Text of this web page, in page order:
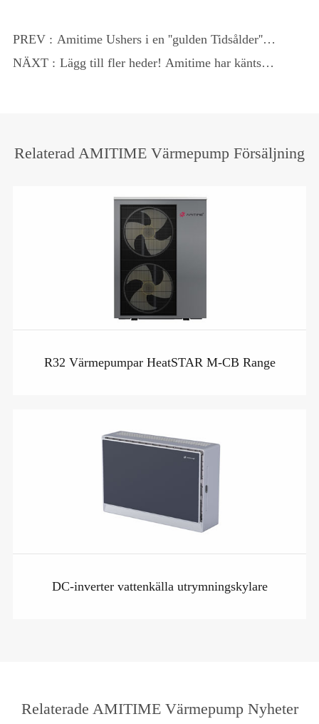
PREV : Amitime Ushers i en ''gulden Tidsålder''
och hjälper till att främja global grön och
koldioxidutveckling!
NÄXT : Lägg till fler heder! Amitime har känts
Relaterad AMITIME Värmepump Försäljning
R32 Värmepumpar HeatSTAR M-CB Range
DC-inverter vattenkälla utrymningskylare
Relaterade AMITIME Värmepump Nyheter